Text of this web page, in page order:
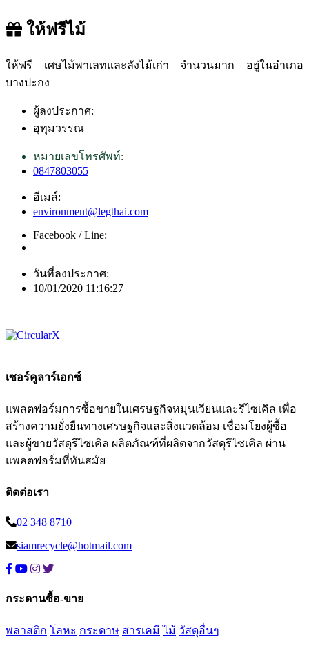
ให้ฟรีไม้
ให้ฟรี เศษไม้พาเลทและลังไม้เก่า จำนวนมาก อยู่ในอำเภอ
บางปะกง
ผู้ลงประกาศ:
อุทุมวรรณ
หมายเลขโทรศัพท์:
0847803055
อีเมล์:
environment@legthai.com
Facebook / Line:
วันที่ลงประกาศ:
10/01/2020 11:16:27
เซอร์คูลาร์เอกซ์
แพลตฟอร์มการซื้อขายในเศรษฐกิจหมุนเวียนและรีไซเคิล เพื่อ
สร้างความยั่งยืนทางเศรษฐกิจและสิ่งแวดล้อม เชื่อมโยงผู้ซื้อ
และผู้ขายวัสดุรีไซเคิล ผลิตภัณฑ์ที่ผลิตจากวัสดุรีไซเคิล ผ่าน
แพลตฟอร์มที่ทันสมัย
ติดต่อเรา
02 348 8710
siamrecycle@hotmail.com
กระดานซื้อ-ขาย
พลาสติก โลหะ กระดาษ สารเคมี ไม้ วัสดุอื่นๆ